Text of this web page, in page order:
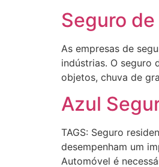
Seguro de
As empresas de
indústrias. O seguro
objetos, chuva de
Azul
TAGS: Seguro
desempenham um
Automóvel é